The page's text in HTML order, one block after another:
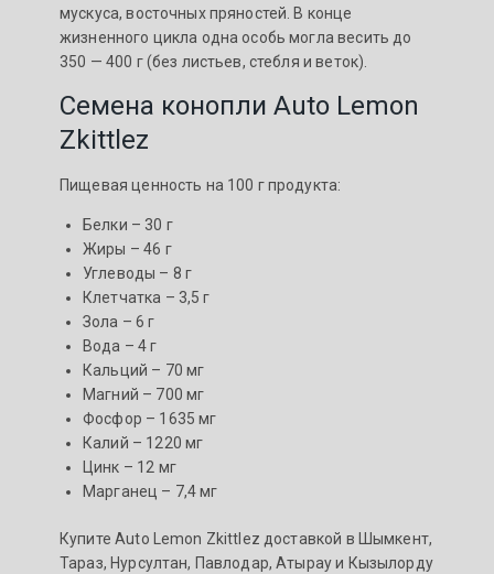
мускуса, восточных пряностей. В конце
жизненного цикла одна особь могла весить до
350 — 400 г (без листьев, стебля и веток).
Семена конопли Auto Lemon
Zkittlez
Пищевая ценность на 100 г продукта:
Белки – 30 г
Жиры – 46 г
Углеводы – 8 г
Клетчатка – 3,5 г
Зола – 6 г
Вода – 4 г
Кальций – 70 мг
Магний – 700 мг
Фосфор – 1635 мг
Калий – 1220 мг
Цинк – 12 мг
Марганец – 7,4 мг
Купите Auto Lemon Zkittlez доставкой в Шымкент,
Тараз, Нурсултан, Павлодар, Атырау и Кызылорду